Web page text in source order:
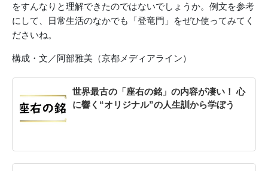
をすんなりと理解できたのではないでしょうか。例文を参考
にして、日常生活のなかでも「登竜門」をぜひ使ってみてく
ださいね。
構成・文／阿部雅美（京都メディアライン）
世界最古の「座右の銘」の内容が凄い！ 心
に響く“オリジナル”の人生訓から学ぼう